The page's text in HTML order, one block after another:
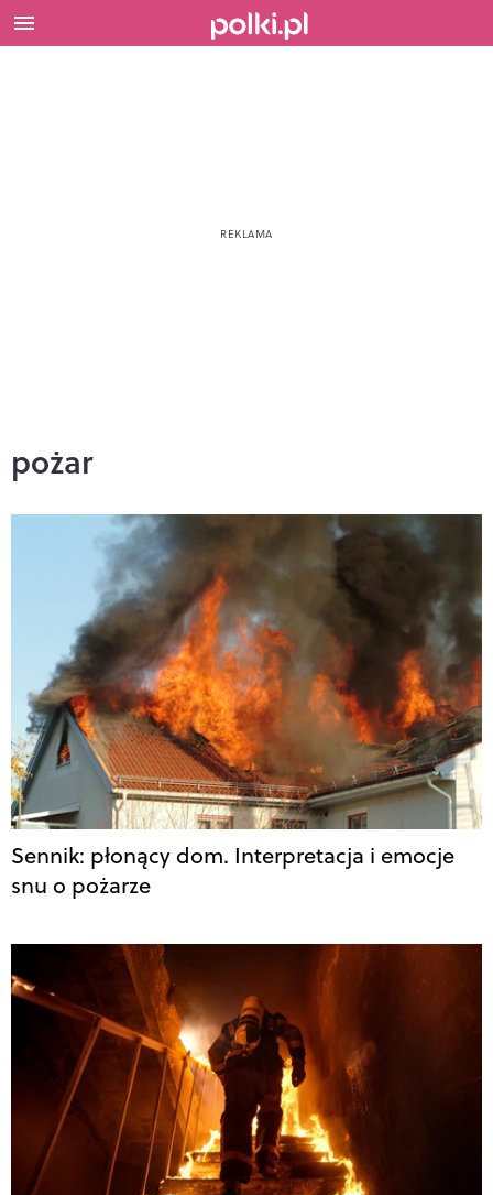
pożar
Sennik: płonący dom. Interpretacja i emocje
snu o pożarze